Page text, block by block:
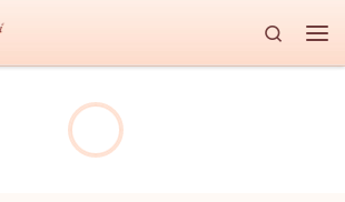
Search